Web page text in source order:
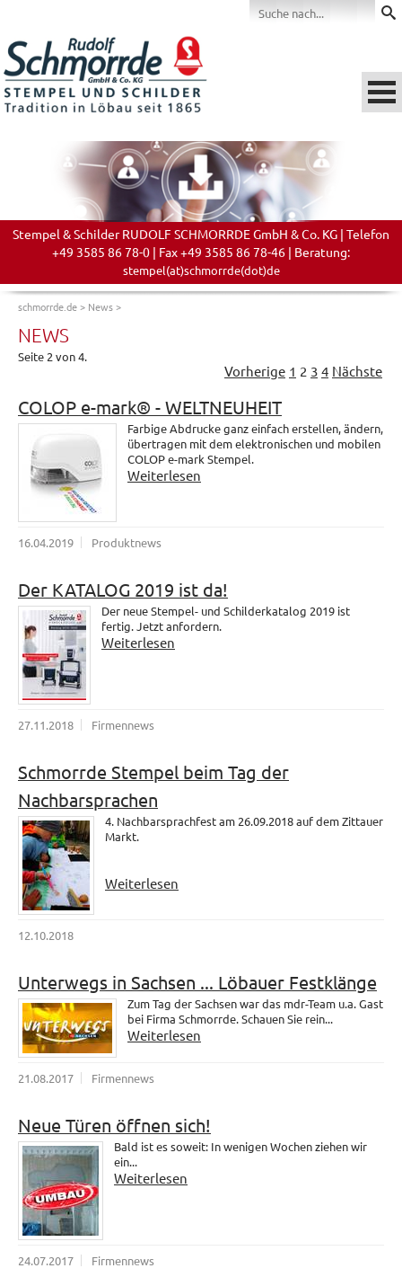
Stempel & Schilder RUDOLF SCHMORRDE GmbH & Co. KG | Telefon
+49 3585 86 78-0 | Fax +49 3585 86 78-46 | Beratung:
stempel(at)schmorrde(dot)de
schmorrde.de> News>
NEWS
Seite 2 von 4.
Vorherige 1 2 3 4 Nächste
COLOP e-mark® - WELTNEUHEIT
Farbige Abdrucke ganz einfach erstellen, ändern,
übertragen mit dem elektronischen und mobilen
COLOP e-mark Stempel.
Weiterlesen
16.04.2019 Produktnews
Der KATALOG 2019 ist da!
Der neue Stempel- und Schilderkatalog 2019 ist
fertig. Jetzt anfordern.
Weiterlesen
27.11.2018 Firmennews
Schmorrde Stempel beim Tag der
Nachbarsprachen
4. Nachbarsprachfest am 26.09.2018 auf dem Zittauer
Markt.
Weiterlesen
12.10.2018
Unterwegs in Sachsen ... Löbauer Festklänge
Zum Tag der Sachsen war das mdr-Team u.a. Gast
bei Firma Schmorrde. Schauen Sie rein...
Weiterlesen
21.08.2017 Firmennews
Neue Türen öffnen sich!
Bald ist es soweit: In wenigen Wochen ziehen wir
ein...
Weiterlesen
24.07.2017 Firmennews